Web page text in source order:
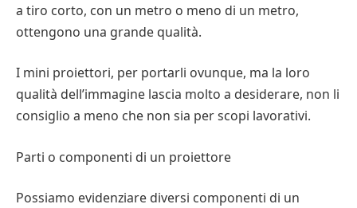
a tiro corto, con un metro o meno di un metro,
ottengono una grande qualità.
I mini proiettori, per portarli ovunque, ma la loro
qualità dell’immagine lascia molto a desiderare, non li
consiglio a meno che non sia per scopi lavorativi.
Parti o componenti di un proiettore
Possiamo evidenziare diversi componenti di un